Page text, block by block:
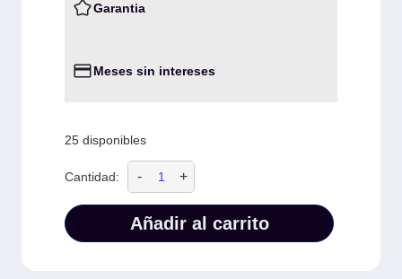
Garantia
Meses sin intereses
25 disponibles
Cantidad: - +
Añadir al carrito